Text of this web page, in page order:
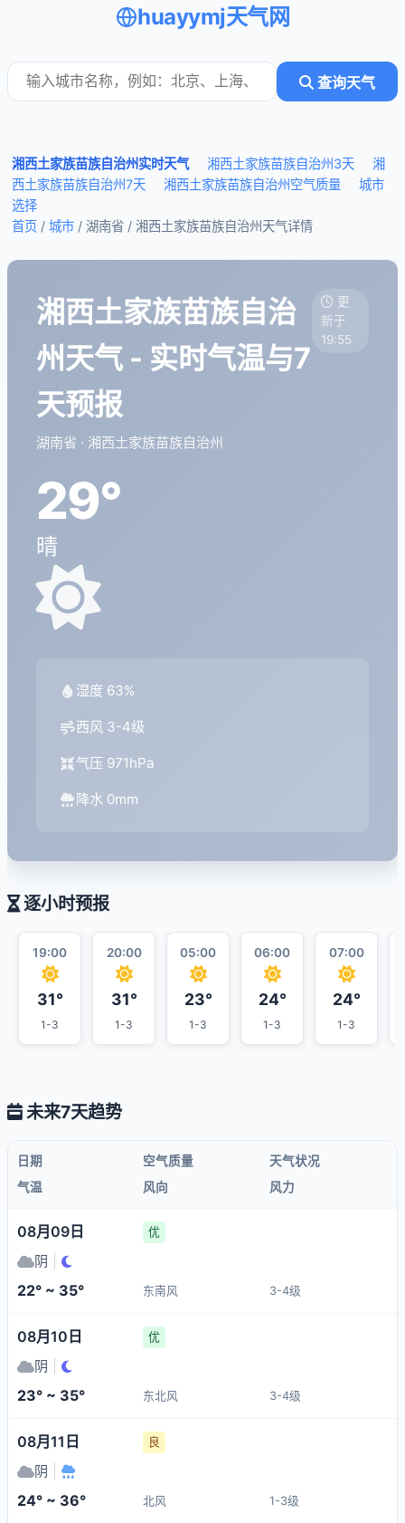
huayymj天气网
查询天气
湘西土家族苗族自治州实时天气 湘西土家族苗族自治州3天
湘
西土家族苗族自治州7天
湘西土家族苗族自治州空气质量
城市
选择
首页 / 城市 / 湖南省 / 湘西土家族苗族自治州天气详情
湘西土家族苗族自治
州天气 - 实时气温与7
天预报
湖南省 · 湘西土家族苗族自治州
更
新于
19:55
29°
晴
湿度 63%
西风 3-4级
气压 971hPa
降水 0mm
逐小时预报
19:00
31°
1-3
20:00
31°
1-3
05:00
23°
1-3
06:00
24°
1-3
07:00
24°
1-3
未来7天趋势
日期 空气质量
天气状况
气温
风向 风力
08月09日 优
阴
22° ~ 35° 东南风 3-4级
08月10日 优
阴
23° ~ 35° 东北风 3-4级
08月11日 良
阴
24° ~ 36° 北风 1-3级